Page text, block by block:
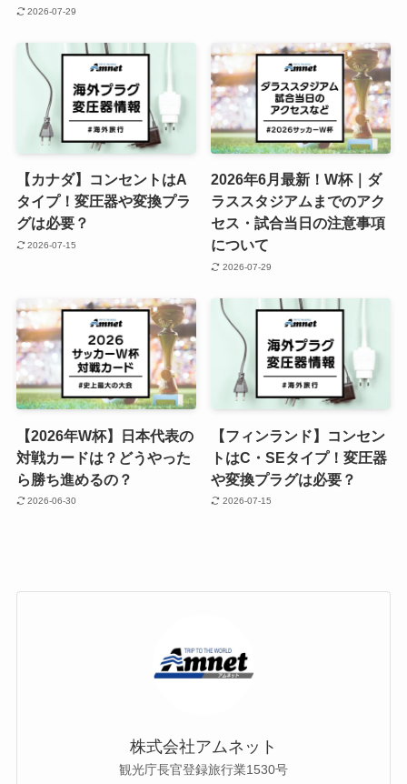
2026-07-29
【カナダ】コンセントはA
タイプ！変圧器や変換プラ
グは必要？
2026-07-15
2026年6月最新！W杯｜ダ
ラススタジアムまでのアク
セス・試合当日の注意事項
について
2026-07-29
【2026年W杯】日本代表の
対戦カードは？どうやった
ら勝ち進めるの？
2026-06-30
【フィンランド】コンセン
トはC・SEタイプ！変圧器
や変換プラグは必要？
2026-07-15
株式会社アムネット
観光庁長官登録旅行業1530号